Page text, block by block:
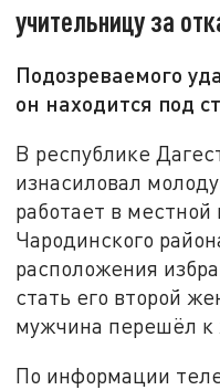
учительницу за
Подозреваемого
он находится под
В республике
изнасиловал
работает в
Чародинского
расположения
стать его второй
мужчина перешёл к
По информации